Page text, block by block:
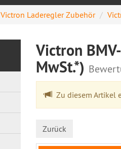
Victron Laderegler Zubehör
Victron
MwSt.*)
Zu diesem Artikel
Zurück